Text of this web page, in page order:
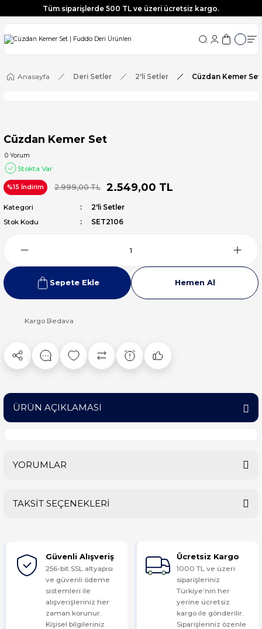
Tüm siparişlerde 500 TL ve üzeri ücretsiz kargo.
Tüm siparişlerde 500 TL ve üzeri ücretsiz kargo.
Tüm siparişlerde 500 TL ve üzeri ücretsiz kargo.
Tüm siparişlerde 500 TL ve üzeri ücretsiz kargo.
Anasayfa Deri Setler 2'li Setler Cüzdan Kemer Set
Cüzdan Kemer Set
0 Yorum
Stokta Var
%15 İndirim 2.999,00 TL 2.549,00 TL
Kategori
2'li Setler
Stok Kodu
SET2106
Sepete Ekle Hemen Al
Kargo Bedava
ÜRÜN AÇIKLAMASI
YORUMLAR
Yorum Yaz
TAKSİT SEÇENEKLERİ
Güvenli Alışveriş
256-bit SSL altyapısı
ve güvenli ödeme
sistemleri ile
alışverişleriniz her
zaman korunur.
Kişisel bilgileriniz
Ücretsiz Kargo
1000 TL ve üzeri
siparişleriniz
Türkiye’nin her
yerine ücretsiz
kargo ile gönderilir.
Siparişleriniz özenle